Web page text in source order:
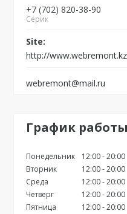
+7 (702) 820-38-90
Серик
http://www.webremont.kz
webremont@mail.ru
График работы
Понедельник 12:00 20:00
Вторник
12:00 20:00
Среда
12:00 20:00
Четверг
12:00 20:00
Пятница
12:00 20:00